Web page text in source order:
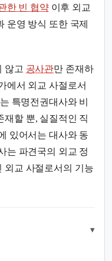
한 빈 협약이후 외교
운영 방식 또한 국제
않고 공사관만 존재하
에서 외교 사절로서
특명전권대사와 비
재할 뿐, 실질적인 직
있어서는 대사와 동
는 파견국의 외교 정
외교 사절로서의 기능
▾